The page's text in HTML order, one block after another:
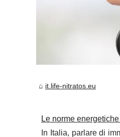
it.life-nitratos.eu
Le norme
In Italia, parlare di